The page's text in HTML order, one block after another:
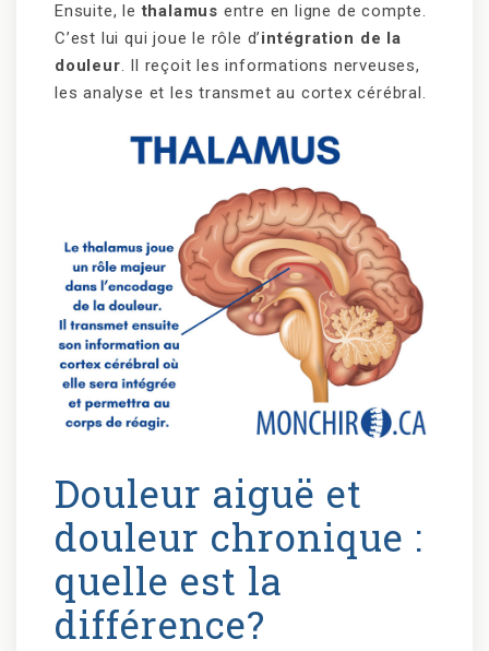
Ensuite, lethalamus entre en ligne de compte.
C’est lui qui joue le rôle d’intégration de la
douleur. Il reçoit les informations nerveuses,
les analyse et les transmet au cortex cérébral.
Douleur aiguë et
douleur chronique :
quelle est la
différence?